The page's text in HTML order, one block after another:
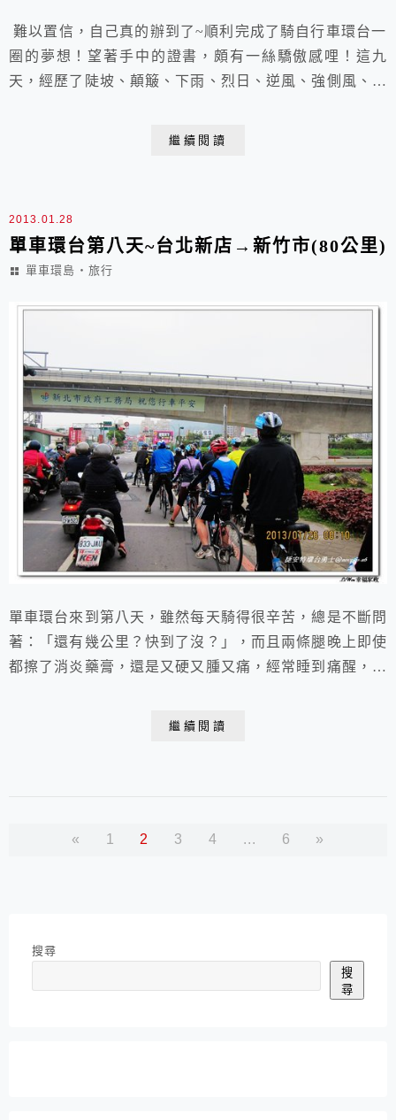
難以置信，自己真的辦到了~順利完成了騎自行車環台一
圈的夢想！望著手中的證書，頗有一絲驕傲感哩！這九
天，經歷了陡坡、顛簸、下雨、烈日、逆風、強側風、險
繼續閱讀
2013.01.28
單車環台第八天~台北新店→新竹市(80公里)
單車環島‧旅行
單車環台來到第八天，雖然每天騎得很辛苦，總是不斷問
著：「還有幾公里？快到了沒？」，而且兩條腿晚上即使
都擦了消炎藥膏，還是又硬又腫又痛，經常睡到痛醒，但
繼續閱讀
« 1 2 3 4 ... 6 »
搜尋
搜
尋